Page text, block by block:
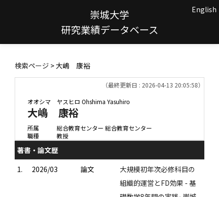
崇城大学
研究業績データベース
English
検索ページ > 大嶋 康裕
（最終更新日 : 2026-04-13 20:05:58）
オオシマ ヤスヒロ Ohshima Yasuhiro
大嶋 康裕
所属
総合教育センター 総合教育センター
職種
教授
著書・論文歴
1.
2026/03 論文
大規模初年次必修科目の
組織的運営とFD効果 - 基